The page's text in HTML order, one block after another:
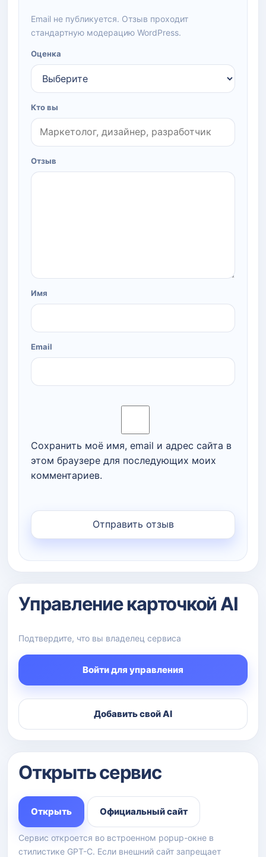
Email не публикуется. Отзыв проходит
стандартную модерацию WordPress.
Оценка
Кто вы
Отзыв
Имя
Email
Сохранить моё имя, email и адрес сайта в
этом браузере для последующих моих
комментариев.
Управление карточкой AI
Подтвердите, что вы владелец сервиса
Войти для управления
Добавить свой AI
Открыть сервис
Открыть Официальный сайт
Сервис откроется во встроенном popup-окне в
стилистике GPT-C. Если внешний сайт запрещает